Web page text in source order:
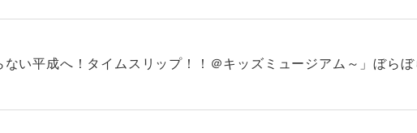
い平成へ！タイムスリップ！！＠キッズミュージアム～」ぼら